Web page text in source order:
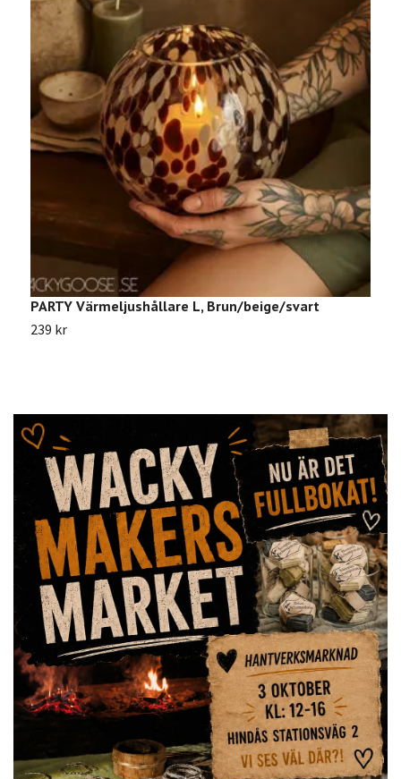
PARTY Värmeljushållare L, Brun/beige/svart
239 kr